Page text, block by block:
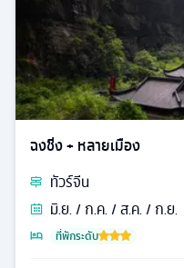
ฉงชิ่ง + หลายเมือง
ทัวร์จีน
มิ.ย. / ก.ค. / ส.ค. / ก.ย.
ที่พักระดับ